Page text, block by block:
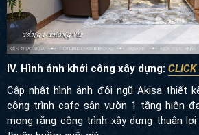
IV. Hình ảnh khởi công xây dựng:
Cập nhật hình ảnh đội ngũ Akisa thiết
công trình cafe sân vườn 1 tầng hiện
mong rằng công trình xây dựng thuận